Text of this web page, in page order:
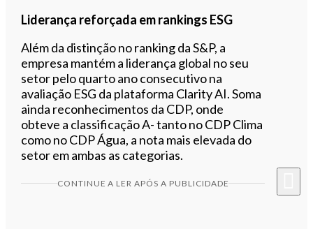
Liderança reforçada em rankings ESG
Além da distinção no ranking da S&P, a
empresa mantém a liderança global no seu
setor pelo quarto ano consecutivo na
avaliação ESG da plataforma Clarity AI. Soma
ainda reconhecimentos da CDP, onde
obteve a classificação A- tanto no CDP Clima
como no CDP Água, a nota mais elevada do
setor em ambas as categorias.
CONTINUE A LER APÓS A PUBLICIDADE